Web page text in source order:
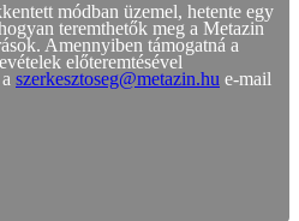
módban üzemel, hetente egy
teremthetők meg a Metazin
Amennyiben támogatná a
előteremtésével
szerkesztoseg@metazin.hu e-mail